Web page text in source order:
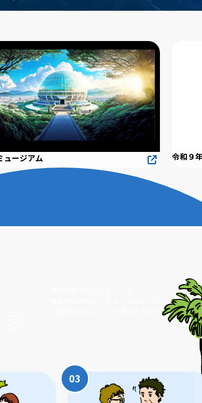
ュージアム 令和９
基本的な情報と、ちょっと珍しいデータから
「高知大学らしさ」が見えてきませんか。